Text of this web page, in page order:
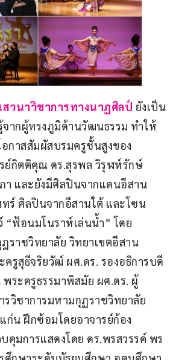
สวนาวิชาการทางนาฏศิลป์ ยังเป็น
ากผู้ทรงภูมิด้านวัฒนธรรม ทำให้
กาสสัมผัสบรมครูชั้นสูงของ
ย์กิตติคุณ ดร.สุรพล วิรุฬห์รักษ์
และยังมีศิลปินจากแดนอีสาน
ทร์ ศิลปินจากอีสานใต้ และโซน
ฟ้อนมโนราห์เล่นน้ำ” โดย
ราชวิทยาลัย วิทยาเขตอีสาน
รูสุธีจริยวัฒ์ ผศ.ดร. รองอธิการบดี
พระครูธรรมาพิสมัย ผศ.ดร. ผู้
รวิชาการมหามกุฏราชวิทยาลัย
ก่น ฝึกซ้อมโดยอาจารย์ก้อง
คุมการแสดงโดย ดร.พรสวรรค์ พร